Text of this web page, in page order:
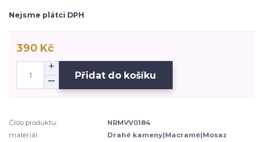
Nejsme plátci DPH
390 Kč
Přidat do košíku
Číslo produktu:
NRMVV0184
materiál:
Drahé kameny|Macramé|Mosaz